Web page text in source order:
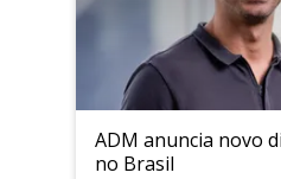
ADM anuncia novo
no Brasil